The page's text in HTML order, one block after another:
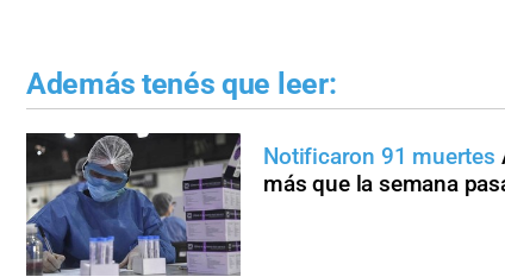
Además tenés que leer:
Notificaron 91 muertes
más que la semana